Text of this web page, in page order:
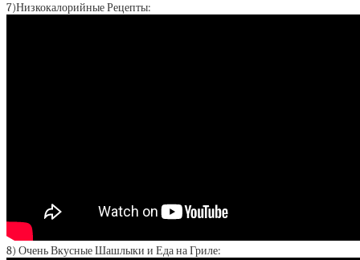
7)Низкокалорийные Рецепты:
8) Очень Вкусные Шашлыки и Еда на Гриле: